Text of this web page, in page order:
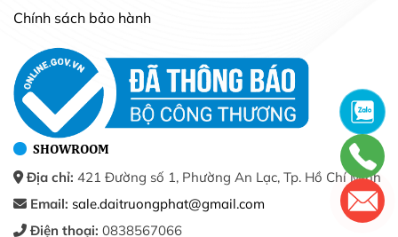
Chính sách bảo hành
SHOWROOM
Địa chỉ: 421 Đường số 1, Phường An Lạc, Tp. Hồ Chí Minh
Email: sale.daitruongphat@gmail.com
Điện thoại: 0838567066